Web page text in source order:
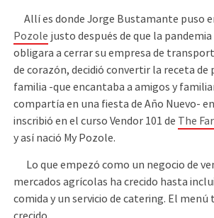
Allí es donde Jorge Bustamante puso
Pozole justo después de que la pandemia
obligara a cerrar su empresa de
de corazón, decidió convertir la receta de
familia -que encantaba a amigos y
compartía en una fiesta de Año Nuevo-
inscribió en el curso Vendor 101 de The
y así nació My Pozole.
Lo que empezó como un negocio de
mercados agrícolas ha crecido hasta
comida y un servicio de catering. El menú